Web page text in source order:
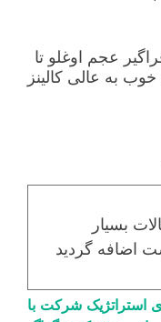
عجم اوغلو تا
به عالی کالینز
بسیار
اضافه گردید
استراتژیک شرکت با